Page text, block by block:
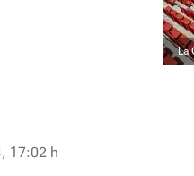
La
17:02 h